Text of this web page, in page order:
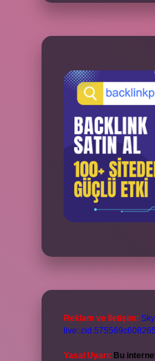
Reklam ve İletişim:
Yasal Uyarı: Bu